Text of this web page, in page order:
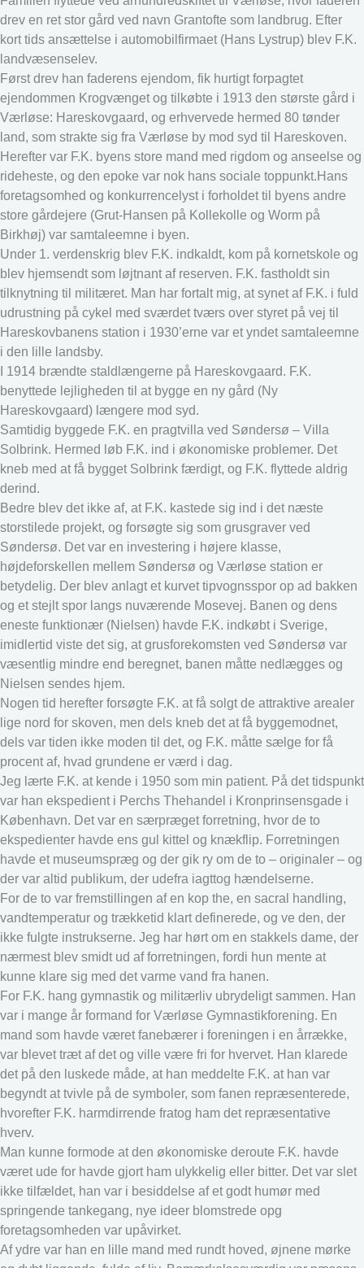
drev en ret stor gård ved navn Grantofte som landbrug. Efter
kort tids ansættelse i automobilfirmaet (Hans Lystrup) blev F.K.
landvæsenselev.
Først drev han faderens ejendom, fik hurtigt forpagtet
ejendommen Krogvænget og tilkøbte i 1913 den største gård i
Værløse: Hareskovgaard, og erhvervede hermed 80 tønder
land, som strakte sig fra Værløse by mod syd til Hareskoven.
Herefter var F.K. byens store mand med rigdom og anseelse og
rideheste, og den epoke var nok hans sociale toppunkt.Hans
foretagsomhed og konkurrencelyst i forholdet til byens andre
store gårdejere (Grut-Hansen på Kollekolle og Worm på
Birkhøj) var samtaleemne i byen.
Under 1. verdenskrig blev F.K. indkaldt, kom på kornetskole og
blev hjemsendt som løjtnant af reserven. F.K. fastholdt sin
tilknytning til militæret. Man har fortalt mig, at synet af F.K. i fuld
udrustning på cykel med sværdet tværs over styret på vej til
Hareskovbanens station i 1930’erne var et yndet samtaleemne
i den lille landsby.
I 1914 brændte staldlængerne på Hareskovgaard. F.K.
benyttede lejligheden til at bygge en ny gård (Ny
Hareskovgaard) længere mod syd.
Samtidig byggede F.K. en pragtvilla ved Søndersø – Villa
Solbrink. Hermed løb F.K. ind i økonomiske problemer. Det
kneb med at få bygget Solbrink færdigt, og F.K. flyttede aldrig
derind.
Bedre blev det ikke af, at F.K. kastede sig ind i det næste
storstilede projekt, og forsøgte sig som grusgraver ved
Søndersø. Det var en investering i højere klasse,
højdeforskellen mellem Søndersø og Værløse station er
betydelig. Der blev anlagt et kurvet tipvognsspor op ad bakken
og et stejlt spor langs nuværende Mosevej. Banen og dens
eneste funktionær (Nielsen) havde F.K. indkøbt i Sverige,
imidlertid viste det sig, at grusforekomsten ved Søndersø var
væsentlig mindre end beregnet, banen måtte nedlægges og
Nielsen sendes hjem.
Nogen tid herefter forsøgte F.K. at få solgt de attraktive arealer
lige nord for skoven, men dels kneb det at få byggemodnet,
dels var tiden ikke moden til det, og F.K. måtte sælge for få
procent af, hvad grundene er værd i dag.
Jeg lærte F.K. at kende i 1950 som min patient. På det tidspunkt
var han ekspedient i Perchs Thehandel i Kronprinsensgade i
København. Det var en særpræget forretning, hvor de to
ekspedienter havde ens gul kittel og knækflip. Forretningen
havde et museumspræg og der gik ry om de to – originaler – og
der var altid publikum, der udefra iagttog hændelserne.
For de to var fremstillingen af en kop the, en sacral handling,
vandtemperatur og trækketid klart definerede, og ve den, der
ikke fulgte instrukserne. Jeg har hørt om en stakkels dame, der
nærmest blev smidt ud af forretningen, fordi hun mente at
kunne klare sig med det varme vand fra hanen.
For F.K. hang gymnastik og militærliv ubrydeligt sammen. Han
var i mange år formand for Værløse Gymnastikforening. En
mand som havde været fanebærer i foreningen i en årrække,
var blevet træt af det og ville være fri for hvervet. Han klarede
det på den luskede måde, at han meddelte F.K. at han var
begyndt at tvivle på de symboler, som fanen repræsenterede,
hvorefter F.K. harmdirrende fratog ham det repræsentative
hverv.
Man kunne formode at den økonomiske deroute F.K. havde
været ude for havde gjort ham ulykkelig eller bitter. Det var slet
ikke tilfældet, han var i besiddelse af et godt humør med
springende tankegang, nye ideer blomstrede opg
foretagsomheden var upåvirket.
Af ydre var han en lille mand med rundt hoved, øjnene mørke